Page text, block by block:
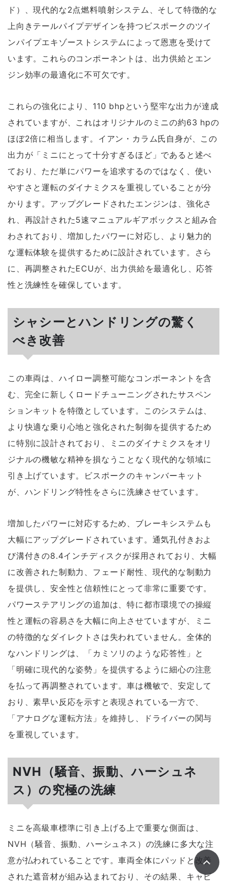
ド）、現代的な2点燃料噴射システム、そして特徴的な
上向きテールパイプデザインを持つビスポークのツイ
ンパイプエキゾーストシステムによって恩恵を受けて
います。これらのコンポーネントは、出力供給とエン
ジン効率の最適化に不可欠です。
これらの強化により、110 bhpという堅牢な出力が達成
されていますが、これはオリジナルのミニの約63 hpの
ほぼ2倍に相当します。イアン・カラム氏自身が、この
出力が「ミニにとって十分すぎるほど」であると述べ
ており、ただ単にパワーを追求するのではなく、使い
やすさと運転のダイナミクスを重視していることが分
かります。アップグレードされたエンジンは、強化さ
れ、再設計された5速マニュアルギアボックスと組み合
わされており、増加したパワーに対応し、より魅力的
な運転体験を提供するために設計されています。さら
に、再調整されたECUが、出力供給を最適化し、応答
性と洗練性を確保しています。
シャシーとハンドリングの驚く
べき改善
この車両は、ハイロー調整可能なコンポーネントを含
む、完全に新しくロードチューニングされたサスペン
ションキットを特徴としています。このシステムは、
より快適な乗り心地と強化された制御を提供するため
に特別に設計されており、ミニのダイナミクスをオリ
ジナルの機敏な精神を損なうことなく現代的な領域に
引き上げています。ビスポークのキャンバーキット
が、ハンドリング特性をさらに洗練させています。
増加したパワーに対応するため、ブレーキシステムも
大幅にアップグレードされています。通気孔付きおよ
び溝付きの8.4インチディスクが採用されており、大幅
に改善された制動力、フェード耐性、現代的な制動力
を提供し、安全性と信頼性にとって非常に重要です。
パワーステアリングの追加は、特に都市環境での操縦
性と運転の容易さを大幅に向上させていますが、ミニ
の特徴的なダイレクトさは失われていません。全体的
なハンドリングは、「カミソリのような応答性」と
「明確に現代的な姿勢」を提供するように細心の注意
を払って再調整されています。車は機敏で、安定して
おり、素早い反応を示すと表現されている一方で、
「アナログな運転方法」を維持し、ドライバーの関与
を重視しています。
NVH（騒音、振動、ハーシュネ
ス）の究極の洗練
ミニを高級車標準に引き上げる上で重要な側面は、
NVH（騒音、振動、ハーシュネス）の洗練に多大な注
意が払われていることです。車両全体にパッドと改善
された遮音材が組み込まれており、その結果、キャビ